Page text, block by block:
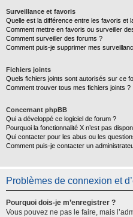
Surveillance et favoris
Quelle est la différence entre les favoris et
Comment mettre en favoris ou surveiller
Comment surveiller des forums ?
Comment puis-je supprimer mes
Fichiers joints
Quels fichiers joints sont autorisés sur ce
Comment trouver tous mes fichiers joints ?
Concernant phpBB
Qui a développé ce logiciel de forum ?
Pourquoi la fonctionnalité X n’est pas
Qui contacter pour les abus ou les
Comment puis-je contacter un
Problèmes de connexion et
Pourquoi dois-je m’enregistrer ?
Vous pouvez ne pas le faire, mais